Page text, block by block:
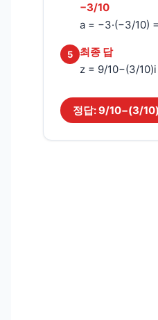
−3/10
a = −3·(−3/10) =
5
최종 답
z = 9/10−(3/
정답: 9/10−(3/